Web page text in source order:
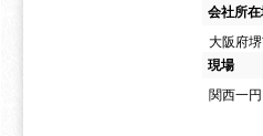
会社所
大阪府
現場
関西一円